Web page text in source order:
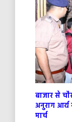
बाजार से
अनुराग आर्य
मार्च